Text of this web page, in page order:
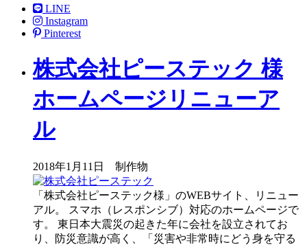
LINE
Instagram
Pinterest
株式会社ピーステック 様
ホームページリニューア
ル
2018年1月11日 制作物
「株式会社ピーステック様」のWEBサイト、リニュー
アル。 スマホ（レスポンシブ）対応のホームページで
す。 東日本大震災の起きた年に会社を設立されてお
り、防災意識が高く、「災害や非常時にどう身を守る